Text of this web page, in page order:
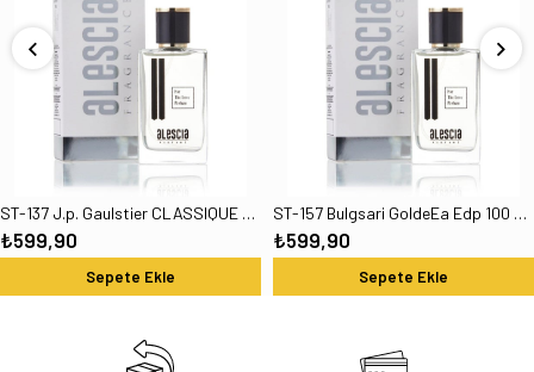
ST-137 J.p. Gaulstier CLASSIQUE Edp 100 Ml Kadın Parfüm
₺599,90
Sepete Ekle
ST-157 Bulgsari GoldeEa Edp 100 Ml Kadın Parfüm
₺599,90
Sepete Ekle